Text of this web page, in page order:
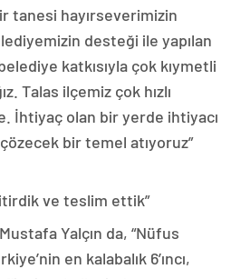
tanesi hayırseverimizin
desteği ile yapılan
katkısıyla çok kıymetli
Talas ilçemiz çok hızlı
İhtiyaç olan bir yerde ihtiyacı
bir temel atıyoruz”
ve teslim ettik”
Yalçın da, “Nüfus
en kalabalık 6’ıncı,